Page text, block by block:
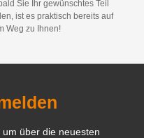
Sie Ihr gewünschtes Teil
ist es praktisch bereits auf
Weg zu Ihnen!
über die neuesten